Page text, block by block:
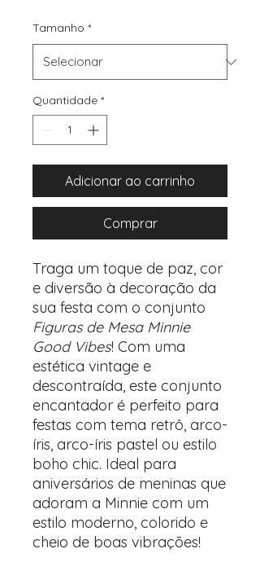
Tamanho *
Quantidade *
Adicionar ao carrinho
Comprar
Traga um toque de paz, cor
e diversão à decoração da
sua festa com o conjunto
Figuras de Mesa Minnie
Good Vibes! Com uma
estética vintage e
descontraída, este conjunto
encantador é perfeito para
festas com tema retrô, arco-
íris, arco-íris pastel ou estilo
boho chic. Ideal para
aniversários de meninas que
adoram a Minnie com um
estilo moderno, colorido e
cheio de boas vibrações!